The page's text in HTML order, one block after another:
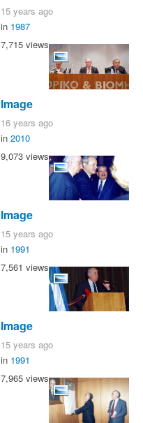
15 years ago
in 1987
7,715 views
Image
16 years ago
in 2010
9,073 views
Image
15 years ago
in 1991
7,561 views
Image
15 years ago
in 1991
7,965 views